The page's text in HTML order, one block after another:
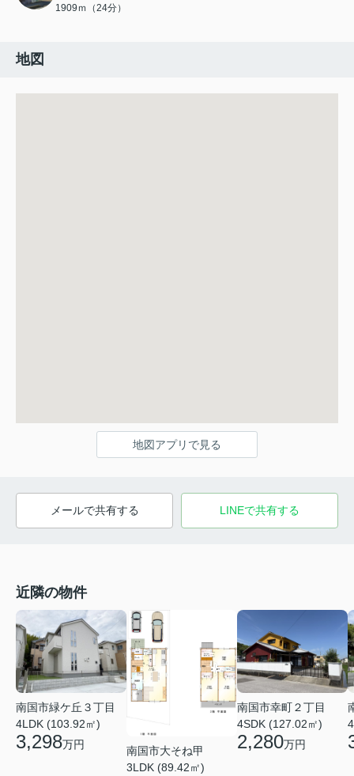
1909ｍ（24分）
地図
地図アプリで見る
メールで共有する LINEで共有する
近隣の物件
南国市緑ケ丘３丁目
4LDK (103.92㎡)
3,298万円
南国市大そね甲
3LDK (89.42㎡)
南国市幸町２丁目
4SDK (127.02㎡)
2,280万円